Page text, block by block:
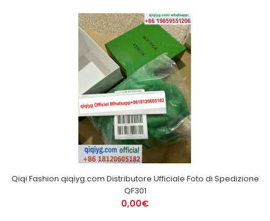
Qiqi Fashion qiqiyg.com Distributore Ufficiale Foto di Spedizione
QF301
0,00€